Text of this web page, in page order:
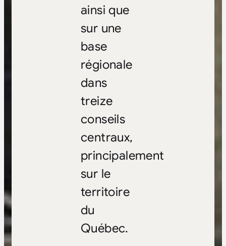
ainsi que
sur une
base
régionale
dans
treize
conseils
centraux,
principalement
sur le
territoire
du
Québec.